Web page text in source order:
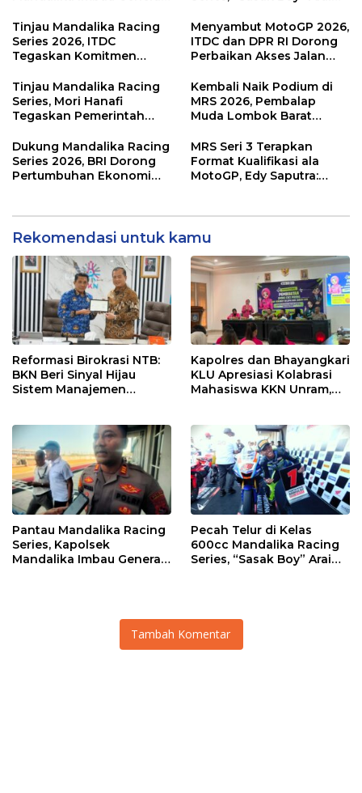
Sirkuit, Bukan Jalan Raya
Kemenangan
Tinjau Mandalika Racing
Series 2026, ITDC
Tegaskan Komitmen
Dampak Ekonomi
Kawasan
Menyambut MotoGP 2026,
ITDC dan DPR RI Dorong
Perbaikan Akses Jalan
di KEK Mandalika
Tinjau Mandalika Racing
Series, Mori Hanafi
Tegaskan Pemerintah
NTB
Kembali Naik Podium di
MRS 2026, Pembalap
Muda Lombok Barat
Menuju Tingkat Asia
Dukung Mandalika Racing
Series 2026, BRI Dorong
Pertumbuhan Ekonomi
MRS Seri 3 Terapkan
Format Kualifikasi ala
MotoGP, Edy Saputra:
Rekomendasi untuk kamu
Reformasi Birokrasi NTB:
BKN Beri Sinyal Hijau
Sistem Manajemen
Kapolres dan Bhayangkari
KLU Apresiasi Kolabrasi
Mahasiswa KKN Unram,
Pantau Mandalika Racing
Series, Kapolsek
Mandalika Imbau Generasi
Pecah Telur di Kelas
600cc Mandalika Racing
Series, “Sasak Boy” Arai
Tambah Komentar